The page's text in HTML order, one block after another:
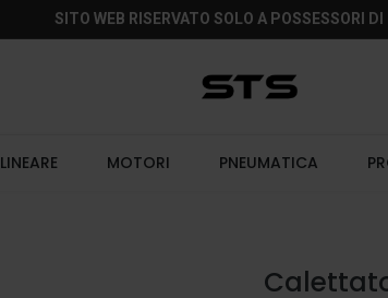
SITO WEB RISERVATO SOLO A POSSESSORI
LINEARE MOTORI PNEUMATICA